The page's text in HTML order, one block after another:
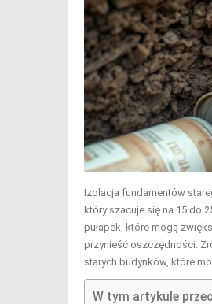
Izolacja fundamentów
który szacuje się na 15 do
pułapek, które mogą
przynieść oszczędności.
starych budynków, które
W tym artykule